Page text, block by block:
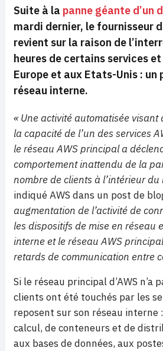
Suite à la panne géante d’un
mardi dernier, le fournisseur
revient sur la raison de
heures de certains services
Europe et aux Etats-Unis : un
réseau interne.
« Une activité automatisée visant
la capacité de l’un des services
le réseau AWS principal a
comportement inattendu de la
nombre de clients à l’intérieur
indiqué AWS dans un post de
augmentation de l’activité de
les dispositifs de mise en réseau
interne et le réseau AWS
retards de communication entre
Si le réseau principal d’AWS n’a
clients ont été touchés par les
reposent sur son réseau interne
calcul, de conteneurs et de
aux bases de données, aux